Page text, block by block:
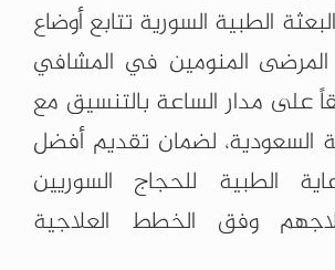
الطبية السورية تتابع أوضاع
المنومين في المشافي
على مدار الساعة بالتنسيق مع
السعودية، لضمان تقديم أفضل
الطبية للحجاج السوريين
وفق الخطط العلاجية